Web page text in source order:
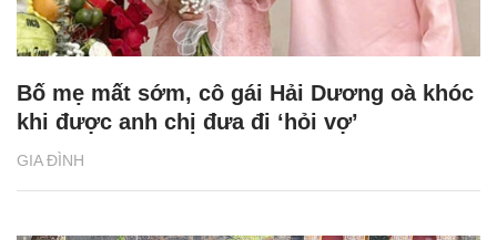
GIA ĐÌNH
Bố mẹ mất sớm, cô gái Hải Dương oà khóc
khi được anh chị đưa đi ‘hỏi vợ’